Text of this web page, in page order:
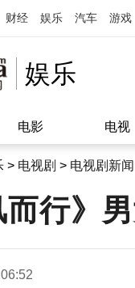
财经 娱乐 汽车 游戏
娱乐
电影 电视
> 电视剧 > 电视剧新闻
而行》